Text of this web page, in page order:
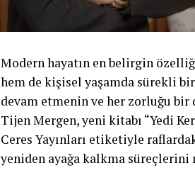
Modern hayatın en belirgin
hem de kişisel yaşamda sürekli
devam etmenin ve her zorluğu
Tijen Mergen, yeni kitabı “Yedi
Ceres Yayınları etiketiyle
yeniden ayağa kalkma